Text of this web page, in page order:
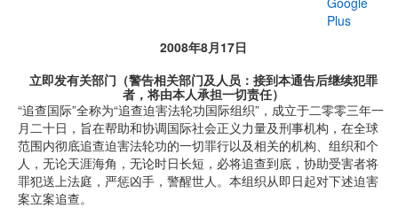
2008年8月17日
立即发有关部门（警告相关部门及人员：接到本通告后继续犯罪
者，将由本人承担一切责任）
“追查国际”全称为“追查迫害法轮功国际组织”，成立于二零零三年一
月二十日，旨在帮助和协调国际社会正义力量及刑事机构，在全球
范围内彻底追查迫害法轮功的一切罪行以及相关的机构、组织和个
人，无论天涯海角，无论时日长短，必将追查到底，协助受害者将
罪犯送上法庭，严惩凶手，警醒世人。本组织从即日起对下述迫害
案立案追查。